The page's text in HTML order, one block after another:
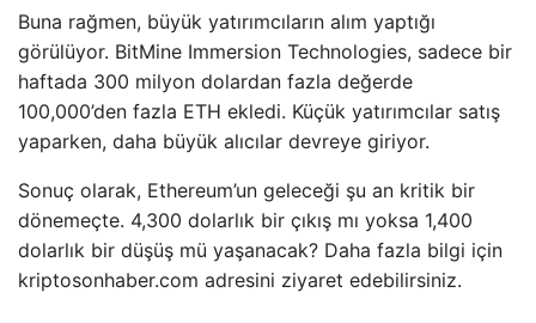
Buna rağmen, büyük yatırımcıların alım yaptığı
görülüyor. BitMine Immersion Technologies, sadece bir
haftada 300 milyon dolardan fazla değerde
100,000’den fazla ETH ekledi. Küçük yatırımcılar satış
yaparken, daha büyük alıcılar devreye giriyor.
Sonuç olarak, Ethereum’un geleceği şu an kritik bir
dönemeçte. 4,300 dolarlık bir çıkış mı yoksa 1,400
dolarlık bir düşüş mü yaşanacak? Daha fazla bilgi için
kriptosonhaber.com adresini ziyaret edebilirsiniz.